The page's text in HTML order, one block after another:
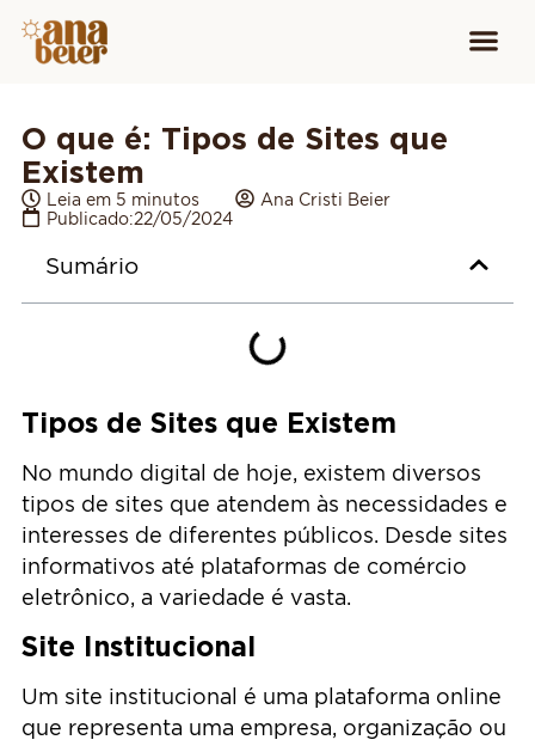
O que é: Tipos de Sites que
Existem
Leia em 5 minutos
Ana Cristi Beier
Publicado:22/05/2024
Sumário
Tipos de Sites que Existem
No mundo digital de hoje, existem diversos
tipos de sites que atendem às necessidades e
interesses de diferentes públicos. Desde sites
informativos até plataformas de comércio
eletrônico, a variedade é vasta.
Site Institucional
Um site institucional é uma plataforma online
que representa uma empresa, organização ou